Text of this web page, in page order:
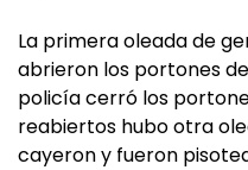
La primera oleada de
abrieron los portones
policía cerró los
reabiertos hubo otra
cayeron y fueron